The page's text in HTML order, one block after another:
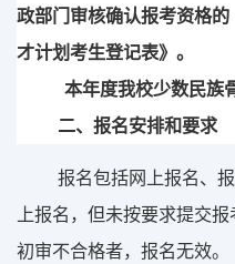
政部门审核确认报考资格的
才计划考生登记表》。
本年度我校少数民族
二、报名安排和要求
报名包括网上报名、
上报名，但未按要求提交报
初审不合格者，报名无效。